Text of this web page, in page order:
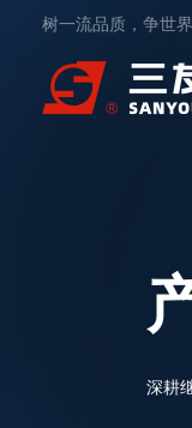
树一流品质，争世
深耕